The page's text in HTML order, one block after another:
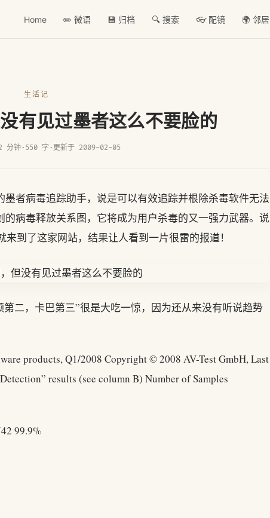
Home ✏️ 微语 💾 归档 🔍 搜索 👓 配镜 🌍 邻居
生活记
有见过墨者这么不要脸的
分钟· 550 字 · 更新于 2009-02-05
者病毒追踪助手，说是可以有效追踪并根除杀毒软件无法
病毒释放关系图，它将成为用户杀毒的又一强力武器。说
到了这家网站，结果让人看到一片很雷的报道！
二，卡巴第三”很是大吃一惊，因为还从来没有听说趋势
products, Q1/2008 Copyright © 2008 AV-Test GmbH, Last
results (see column B) Number of Samples
99.9%